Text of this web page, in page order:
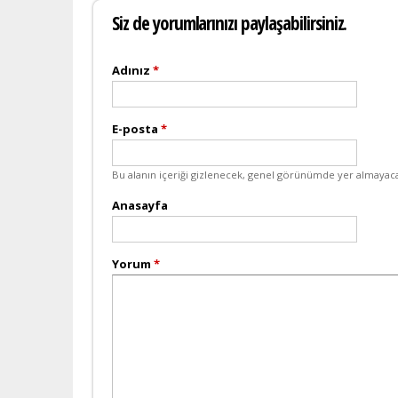
Siz de yorumlarınızı paylaşabilirsiniz.
Adınız *
E-posta *
Bu alanın içeriği gizlenecek, genel görünümde yer
Anasayfa
Yorum *